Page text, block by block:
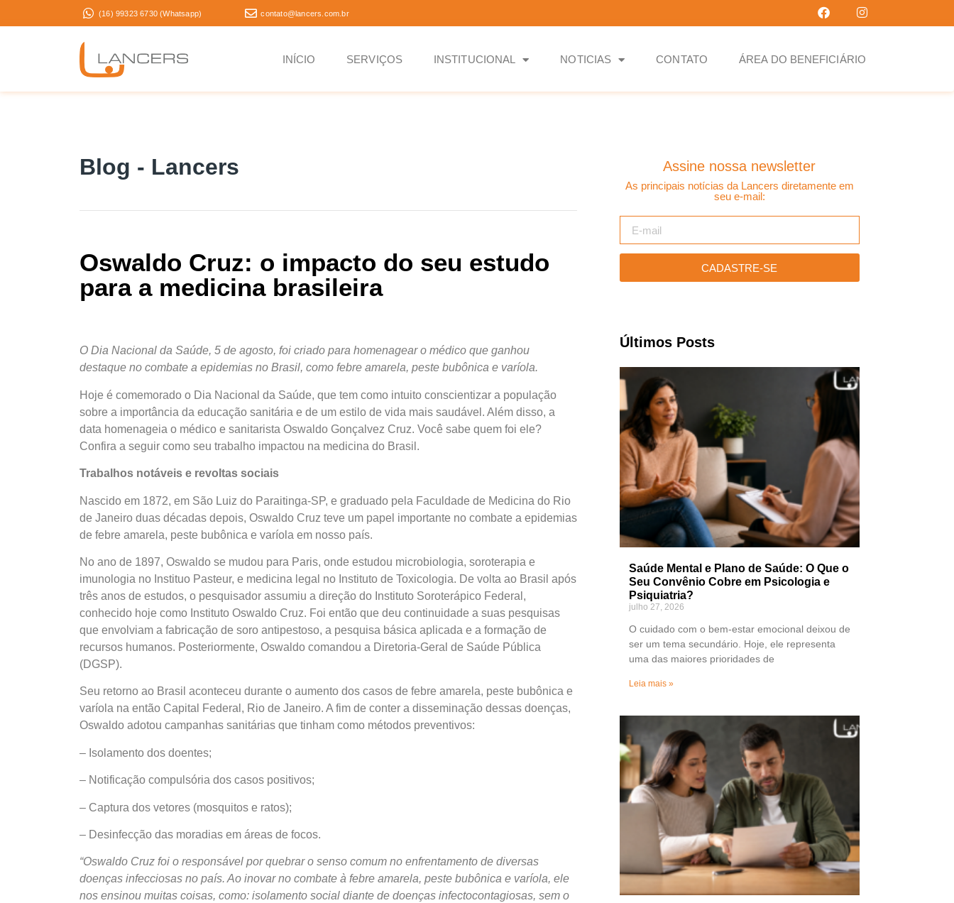
(16) 99323 6730 (Whatsapp) contato@lancers.com.br
INÍCIO SERVIÇOS INSTITUCIONAL NOTICIAS CONTATO ÁREA DO BENEFICIÁRIO
Blog - Lancers
Oswaldo Cruz: o impacto do seu estudo
para a medicina brasileira
O Dia Nacional da Saúde, 5 de agosto, foi criado para homenagear o médico que ganhou
destaque no combate a epidemias no Brasil, como febre amarela, peste bubônica e varíola.
Hoje é comemorado o Dia Nacional da Saúde, que tem como intuito conscientizar a população
sobre a importância da educação sanitária e de um estilo de vida mais saudável. Além disso, a
data homenageia o médico e sanitarista Oswaldo Gonçalvez Cruz. Você sabe quem foi ele?
Confira a seguir como seu trabalho impactou na medicina do Brasil.
Trabalhos notáveis e revoltas sociais
Nascido em 1872, em São Luiz do Paraitinga-SP, e graduado pela Faculdade de Medicina do Rio
de Janeiro duas décadas depois, Oswaldo Cruz teve um papel importante no combate a epidemias
de febre amarela, peste bubônica e varíola em nosso país.
No ano de 1897, Oswaldo se mudou para Paris, onde estudou microbiologia, soroterapia e
imunologia no Instituo Pasteur, e medicina legal no Instituto de Toxicologia. De volta ao Brasil após
três anos de estudos, o pesquisador assumiu a direção do Instituto Soroterápico Federal,
conhecido hoje como Instituto Oswaldo Cruz. Foi então que deu continuidade a suas pesquisas
que envolviam a fabricação de soro antipestoso, a pesquisa básica aplicada e a formação de
recursos humanos. Posteriormente, Oswaldo comandou a Diretoria-Geral de Saúde Pública
(DGSP).
Seu retorno ao Brasil aconteceu durante o aumento dos casos de febre amarela, peste bubônica e
varíola na então Capital Federal, Rio de Janeiro. A fim de conter a disseminação dessas doenças,
Oswaldo adotou campanhas sanitárias que tinham como métodos preventivos:
– Isolamento dos doentes;
– Notificação compulsória dos casos positivos;
– Captura dos vetores (mosquitos e ratos);
– Desinfecção das moradias em áreas de focos.
“Oswaldo Cruz foi o responsável por quebrar o senso comum no enfrentamento de diversas
doenças infecciosas no país. Ao inovar no combate à febre amarela, peste bubônica e varíola, ele
nos ensinou muitas coisas, como: isolamento social diante de doenças infectocontagiosas, sem o
Assine nossa newsletter
As principais notícias da Lancers diretamente em
seu e-mail:
CADASTRE-SE
Últimos Posts
Saúde Mental e Plano de Saúde: O Que o
Seu Convênio Cobre em Psicologia e
Psiquiatria?
julho 27, 2026
O cuidado com o bem-estar emocional deixou de
ser um tema secundário. Hoje, ele representa
uma das maiores prioridades de
Leia mais »